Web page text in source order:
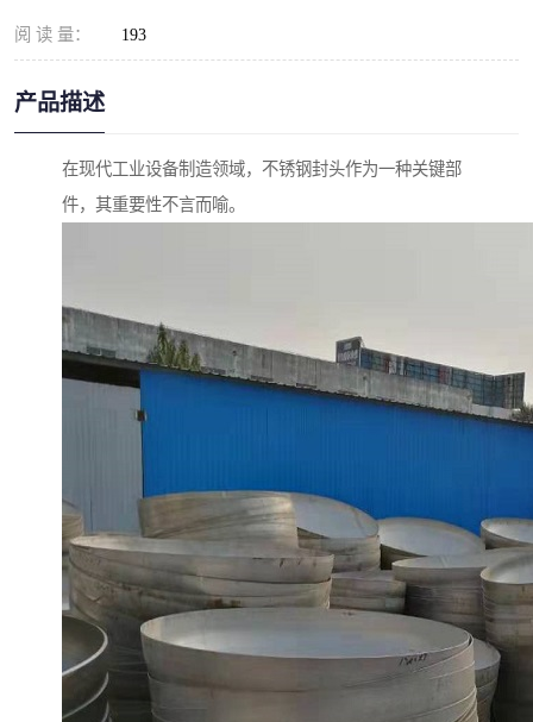
阅 读 量： 193
产品描述
在现代工业设备制造领域，不锈钢封头作为一种关键部
件，其重要性不言而喻。